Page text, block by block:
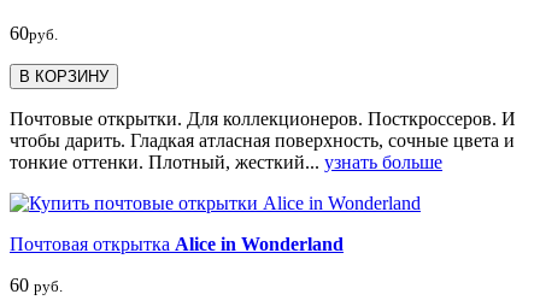
60руб.
В КОРЗИНУ
Почтовые открытки. Для коллекционеров. Посткроссеров. И
чтобы дарить. Гладкая атласная поверхность, сочные цвета и
тонкие оттенки. Плотный, жесткий... узнать больше
Почтовая открытка Alice in Wonderland
60 руб.